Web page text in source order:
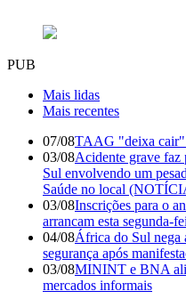
PUB
Mais lidas
Mais recentes
07/08TAAG "deixa cair"
03/08Acidente grave faz
Sul envolvendo um
Saúde no local
03/08Inscrições para o
arrancam esta segunda-
04/08África do Sul nega
segurança após
03/08MININT e BNA
mercados informais